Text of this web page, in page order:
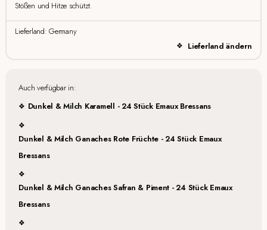
Stößen und Hitze schützt.
Lieferland: Germany
Lieferland ändern
Auch verfügbar in:
Dunkel & Milch Karamell - 24 Stück Emaux Bressans
Dunkel & Milch Ganaches Rote Früchte - 24 Stück Emaux
Bressans
Dunkel & Milch Ganaches Safran & Piment - 24 Stück Emaux
Bressans